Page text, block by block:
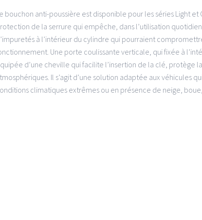
bouchon anti-poussière est disponible pour les séries Light et
de la serrure qui empêche, dans l’utilisation
à l’intérieur du cylindre qui pourraient
Une porte coulissante verticale, qui fixée à
d’une cheville qui facilite l’insertion de la clé, protège
Il s’agit d’une solution adaptée aux véhicules
climatiques extrêmes ou en présence de neige,